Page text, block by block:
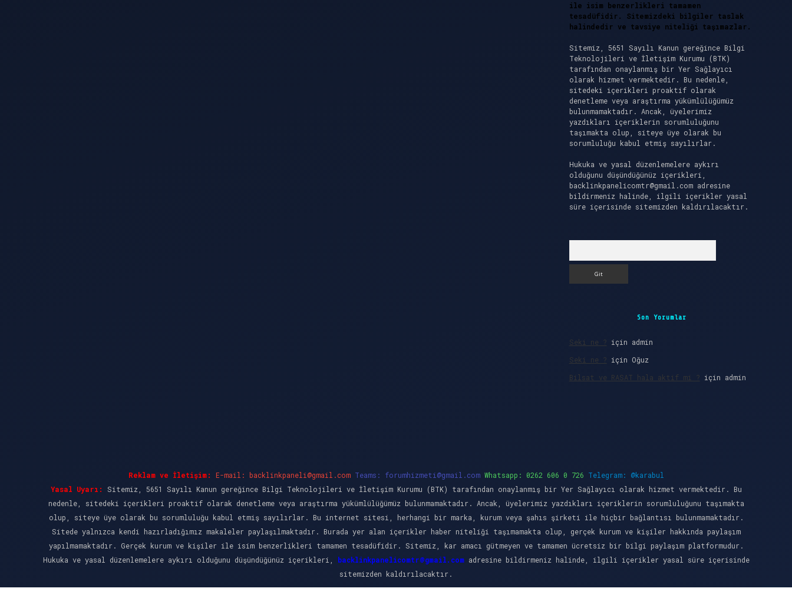
ile isim benzerlikleri tamamen
tesadüfidir. Sitemizdeki bilgiler taslak
halindedir ve tavsiye niteliği taşımazlar.
Sitemiz, 5651 Sayılı Kanun gereğince Bilgi
Teknolojileri ve İletişim Kurumu (BTK)
tarafından onaylanmış bir Yer Sağlayıcı
olarak hizmet vermektedir. Bu nedenle,
sitedeki içerikleri proaktif olarak
denetleme veya araştırma yükümlülüğümüz
bulunmamaktadır. Ancak, üyelerimiz
yazdıkları içeriklerin sorumluluğunu
taşımakta olup, siteye üye olarak bu
sorumluluğu kabul etmiş sayılırlar.
Hukuka ve yasal düzenlemelere aykırı
olduğunu düşündüğünüz içerikleri,
backlinkpanelicomtr@gmail.comadresine
bildirmeniz halinde, ilgili içerikler yasal
süre içerisinde sitemizden kaldırılacaktır.
Son Yorumlar
Seki ne ? için admin
Seki ne ? için Oğuz
Bilsat ve RASAT hala aktif mi ? için admin
Reklam ve İletişim: E-mail: backlinkpaneli@gmail.com Teams: forumhizmeti@gmail.com Whatsapp: 0262 606 0 726 Telegram: @karabul
Yasal Uyarı:
Sitemiz, 5651 Sayılı Kanun gereğince Bilgi Teknolojileri ve İletişim Kurumu (BTK) tarafından onaylanmış bir Yer Sağlayıcı olarak hizmet vermektedir. Bu
nedenle, sitedeki içerikleri proaktif olarak denetleme veya araştırma yükümlülüğümüz bulunmamaktadır. Ancak, üyelerimiz yazdıkları içeriklerin sorumluluğunu taşımakta
olup, siteye üye olarak bu sorumluluğu kabul etmiş sayılırlar. Bu internet sitesi, herhangi bir marka, kurum veya şahıs şirketi ile hiçbir bağlantısı bulunmamaktadır.
Sitede yalnızca kendi hazırladığımız makaleler paylaşılmaktadır. Burada yer alan içerikler haber niteliği taşımamakta olup, gerçek kurum ve kişiler hakkında paylaşım
yapılmamaktadır. Gerçek kurum ve kişiler ile isim benzerlikleri tamamen tesadüfidir. Sitemiz, kar amacı gütmeyen ve tamamen ücretsiz bir bilgi paylaşım platformudur.
Hukuka ve yasal düzenlemelere aykırı olduğunu düşündüğünüz içerikleri, backlinkpanelicomtr@gmail.comadresine bildirmeniz halinde, ilgili içerikler yasal süre içerisinde
sitemizden kaldırılacaktır.